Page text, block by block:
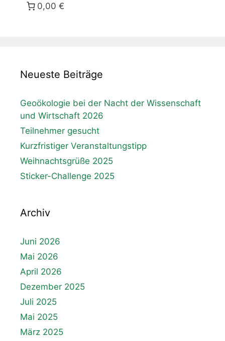
0,00 €
Neueste Beiträge
Geoökologie bei der Nacht der Wissenschaft
und Wirtschaft 2026
Teilnehmer gesucht
Kurzfristiger Veranstaltungstipp
Weihnachtsgrüße 2025
Sticker-Challenge 2025
Archiv
Juni 2026
Mai 2026
April 2026
Dezember 2025
Juli 2025
Mai 2025
März 2025